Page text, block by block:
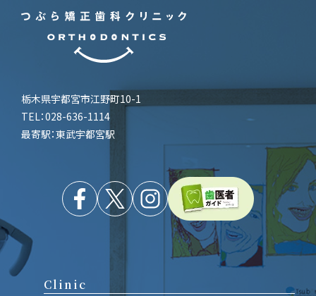
ョ
栃木県宇都宮市江野町10-1
TEL：028-636-1114
最寄駅：東武宇都宮駅
Clinic